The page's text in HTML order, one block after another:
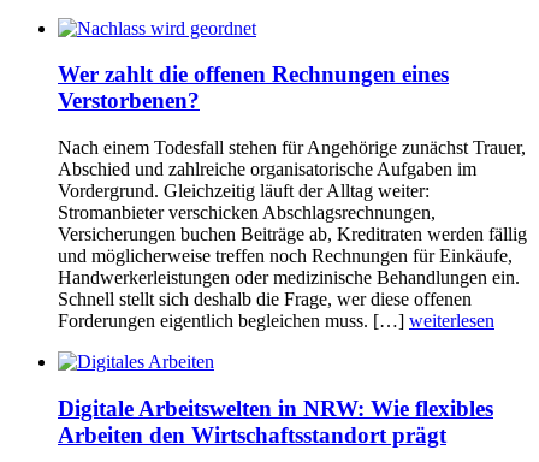
Wer zahlt die offenen Rechnungen eines
Verstorbenen?
Nach einem Todesfall stehen für Angehörige zunächst Trauer,
Abschied und zahlreiche organisatorische Aufgaben im
Vordergrund. Gleichzeitig läuft der Alltag weiter:
Stromanbieter verschicken Abschlagsrechnungen,
Versicherungen buchen Beiträge ab, Kreditraten werden fällig
und möglicherweise treffen noch Rechnungen für Einkäufe,
Handwerkerleistungen oder medizinische Behandlungen ein.
Schnell stellt sich deshalb die Frage, wer diese offenen
Forderungen eigentlich begleichen muss. […] weiterlesen
Digitale Arbeitswelten in NRW: Wie flexibles
Arbeiten den Wirtschaftsstandort prägt